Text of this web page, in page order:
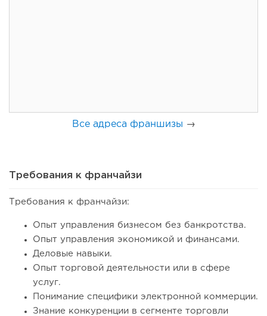
111 8
модели производства...
Все адреса франшизы →
Требования к франчайзи
Требования к франчайзи:
Опыт управления бизнесом без банкротства.
Опыт управления экономикой и финансами.
Деловые навыки.
Опыт торговой деятельности или в сфере
услуг.
Понимание специфики электронной коммерции.
Знание конкуренции в сегменте торговли